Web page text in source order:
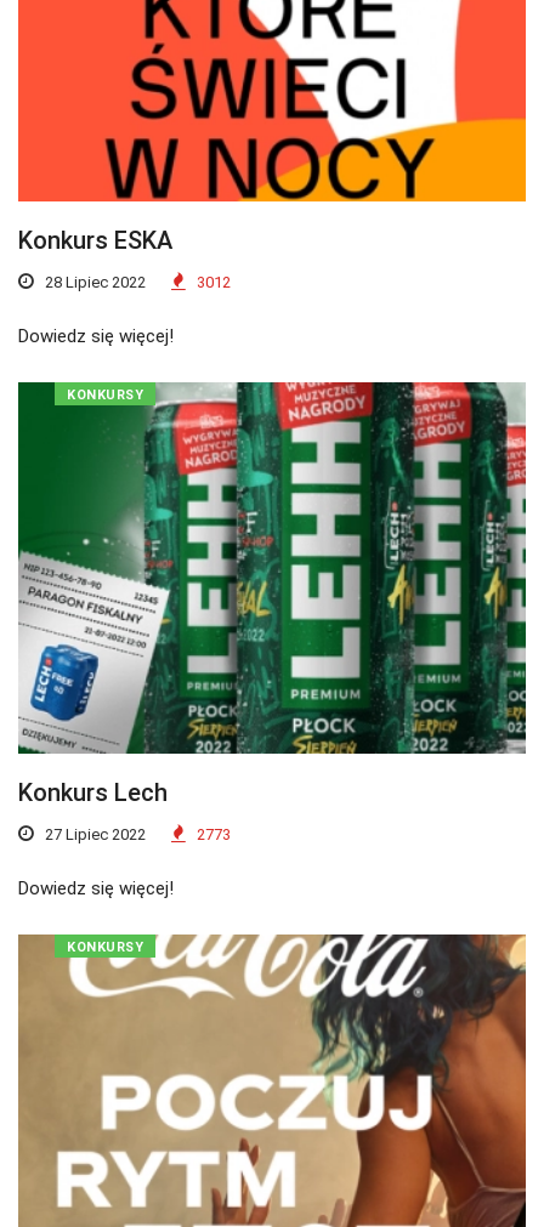
Konkurs ESKA
28 Lipiec 2022 3012
Dowiedz się więcej!
KONKURSY
Konkurs Lech
27 Lipiec 2022 2773
Dowiedz się więcej!
KONKURSY